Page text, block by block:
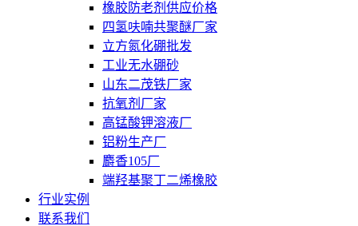
橡胶防老剂供应价格
四氢呋喃共聚醚厂家
立方氮化硼批发
工业无水硼砂
山东二茂铁厂家
抗氧剂厂家
高锰酸钾溶液厂
铝粉生产厂
麝香105厂
端羟基聚丁二烯橡胶
行业实例
联系我们